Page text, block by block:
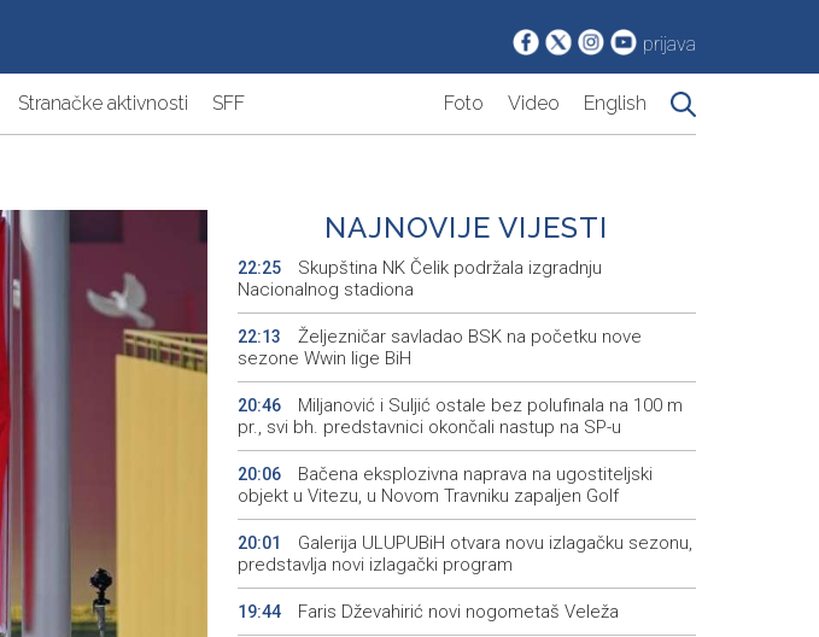
prijava
Stranačke aktivnosti SFF Foto Video English
NAJNOVIJE VIJESTI
22:25
Skupština NK Čelik podržala izgradnju
Nacionalnog stadiona
22:13
Željezničar savladao BSK na početku nove
sezone Wwin lige BiH
20:46
Miljanović i Suljić ostale bez polufinala na 100 m
pr., svi bh. predstavnici okončali nastup na SP-u
20:06
Bačena eksplozivna naprava na ugostiteljski
objekt u Vitezu, u Novom Travniku zapaljen Golf
20:01
Galerija ULUPUBiH otvara novu izlagačku sezonu,
predstavlja novi izlagački program
19:44 Faris Dževahirić novi nogometaš Veleža